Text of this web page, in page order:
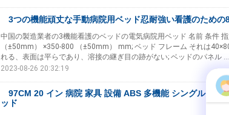
3つの機能頑丈な手動病院用ベッド忍耐強い看護のための
中国の製造業者の3機能看護のベッドの電気病院用ベッド 名前 条件
（±50mm） ×350-800 （±50mm） mm; ベッド フレーム それは
れる、表面は平らであり、溶接の継ぎ目の跡がない; ベッドのパネル ...
2023-08-26 20:32:19
97CM 20 イン 病院 家具 設備 ABS 多機能 シングルシェイ
ッド